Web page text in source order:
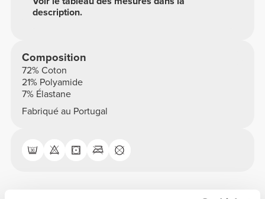
description.
Composition
72% Coton
21% Polyamide
7% Élastane
Fabriqué au Portugal